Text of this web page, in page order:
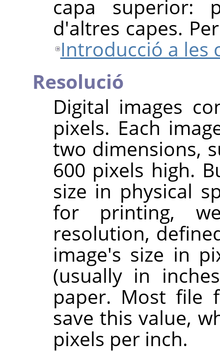
capa superior:
d'altres capes.
Introducció a les
Resolució
Digital images
pixels. Each
two dimensions,
600 pixels high.
size in physical
for printing,
resolution,
image's size in
(usually in
paper. Most file
save this value,
pixels per inch.